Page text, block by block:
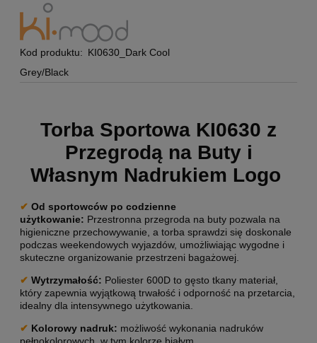
Kod produktu: KI0630_Dark Cool
Grey/Black
Torba Sportowa KI0630 z
Przegrodą na Buty i
Własnym Nadrukiem Logo
✔ Od sportowców po codzienne
użytkowanie: Przestronna przegroda na buty pozwala na
higieniczne przechowywanie, a torba sprawdzi się doskonale
podczas weekendowych wyjazdów, umożliwiając wygodne i
skuteczne organizowanie przestrzeni bagażowej.
✔ Wytrzymałość: Poliester 600D to gęsto tkany materiał,
który zapewnia wyjątkową trwałość i odporność na przetarcia,
idealny dla intensywnego użytkowania.
✔ Kolorowy nadruk: możliwość wykonania nadruków
pełnokolorowych, w tym kolorze białym.